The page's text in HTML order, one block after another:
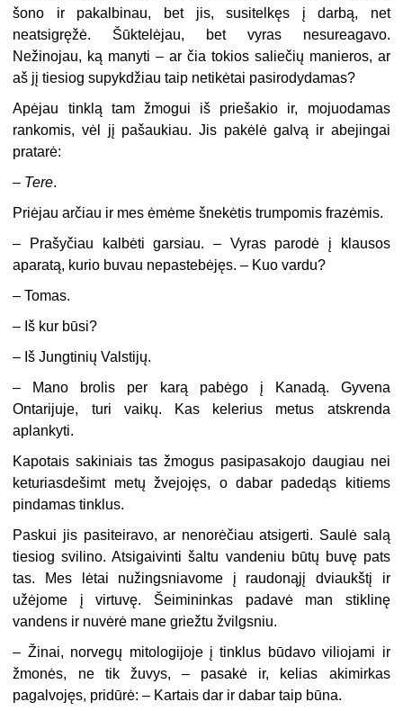
šono ir pakalbinau, bet jis, susitelkęs į darbą, net
neatsigręžė. Šūktelėjau, bet vyras nesureagavo.
Nežinojau, ką manyti – ar čia tokios saliečių manieros, ar
aš jį tiesiog supykdžiau taip netikėtai pasirodydamas?
Apėjau tinklą tam žmogui iš priešakio ir, mojuodamas
rankomis, vėl jį pašaukiau. Jis pakėlė galvą ir abejingai
pratarė:
– Tere.
Priėjau arčiau ir mes ėmėme šnekėtis trumpomis frazėmis.
– Prašyčiau kalbėti garsiau. – Vyras parodė į klausos
aparatą, kurio buvau nepastebėjęs. – Kuo vardu?
– Tomas.
– Iš kur būsi?
– Iš Jungtinių Valstijų.
– Mano brolis per karą pabėgo į Kanadą. Gyvena
Ontarijuje, turi vaikų. Kas kelerius metus atskrenda
aplankyti.
Kapotais sakiniais tas žmogus pasipasakojo daugiau nei
keturiasdešimt metų žvejojęs, o dabar padedąs kitiems
pindamas tinklus.
Paskui jis pasiteiravo, ar nenorėčiau atsigerti. Saulė salą
tiesiog svilino. Atsigaivinti šaltu vandeniu būtų buvę pats
tas. Mes lėtai nužingsniavome į raudonąjį dviaukštį ir
užėjome į virtuvę. Šeimininkas padavė man stiklinę
vandens ir nuvėrė mane griežtu žvilgsniu.
– Žinai, norvegų mitologijoje į tinklus būdavo viliojami ir
žmonės, ne tik žuvys, – pasakė ir, kelias akimirkas
pagalvojęs, pridūrė: – Kartais dar ir dabar taip būna.